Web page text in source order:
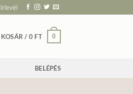
KOSÁR / 0 FT 0
BELÉPÉS